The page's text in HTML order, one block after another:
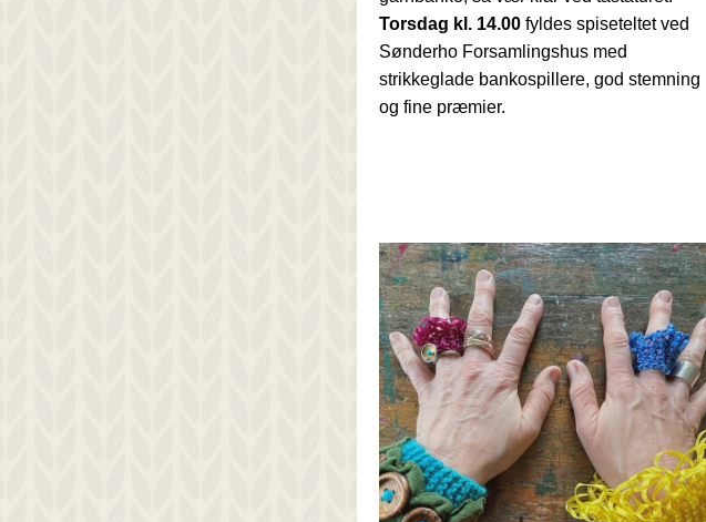
Torsdag kl. 14.00 fyldes spiseteltet ved
Sønderho Forsamlingshus med
strikkeglade bankospillere, god stemning
og fine præmier.